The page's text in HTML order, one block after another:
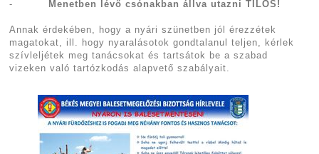
- Menetben lévő csónakban állva utazni TILOS!
Annak érdekében, hogy a nyári szünetben jól érezzétek
magatokat, ill. hogy nyaralásotok gondtalanul teljen, kérlek
szívleljétek meg tanácsokat és tartsátok be a szabad
vizeken való tartózkodás alapvető szabályait.